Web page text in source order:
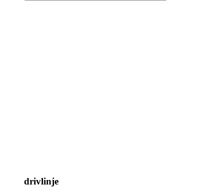
drivlinje